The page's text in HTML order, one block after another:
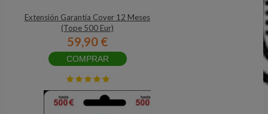
Extensión Garantía Cover 12 Meses
(Tope 500 Eur)
59,90 €
COMPRAR